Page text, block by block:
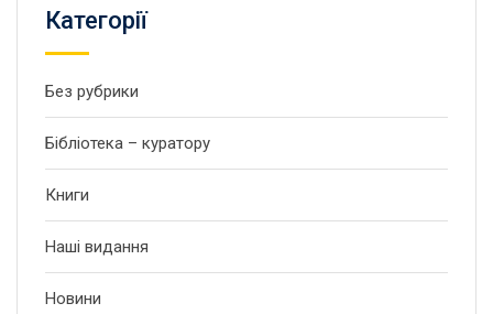
Категорії
Без рубрики
Бібліотека – куратору
Книги
Наші видання
Новини